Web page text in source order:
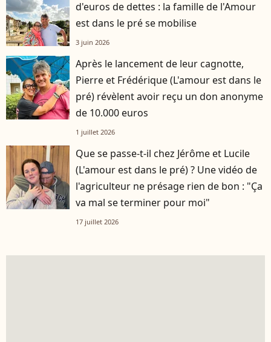
d'euros de dettes : la famille de l'Amour
est dans le pré se mobilise
3 juin 2026
Après le lancement de leur cagnotte,
Pierre et Frédérique (L'amour est dans le
pré) révèlent avoir reçu un don anonyme
de 10.000 euros
1 juillet 2026
Que se passe-t-il chez Jérôme et Lucile
(L'amour est dans le pré) ? Une vidéo de
l'agriculteur ne présage rien de bon : "Ça
va mal se terminer pour moi"
17 juillet 2026